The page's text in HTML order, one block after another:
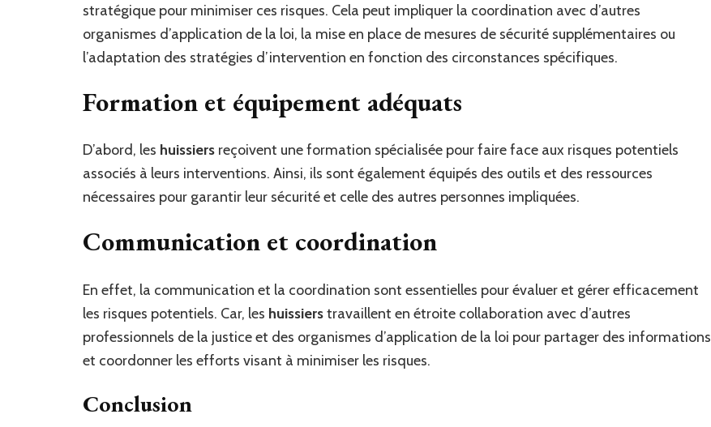
stratégique pour minimiser ces risques. Cela peut impliquer la coordination avec d’autres
organismes d’application de la loi, la mise en place de mesures de sécurité supplémentaires ou
l’adaptation des stratégies d’intervention en fonction des circonstances spécifiques.
Formation et équipement adéquats
D’abord, les huissiers reçoivent une formation spécialisée pour faire face aux risques potentiels
associés à leurs interventions. Ainsi, ils sont également équipés des outils et des ressources
nécessaires pour garantir leur sécurité et celle des autres personnes impliquées.
Communication et coordination
En effet, la communication et la coordination sont essentielles pour évaluer et gérer efficacement
les risques potentiels. Car, les huissierstravaillent en étroite collaboration avec d’autres
professionnels de la justice et des organismes d’application de la loi pour partager des informations
et coordonner les efforts visant à minimiser les risques.
Conclusion